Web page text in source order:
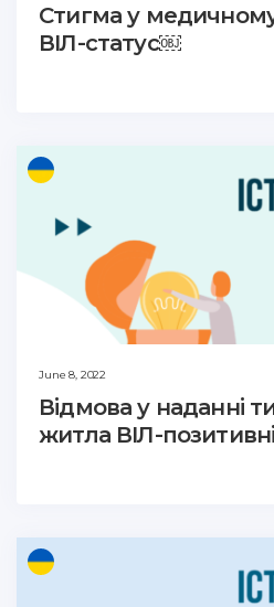
Стигма у
ВІЛ-статус￼
June 8, 2022
Відмова у наданні
житла ВІЛ-